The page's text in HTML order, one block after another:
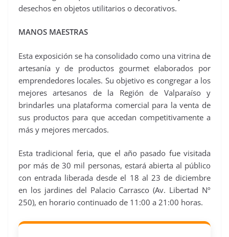
desechos en objetos utilitarios o decorativos.
MANOS MAESTRAS
Esta exposición se ha consolidado como una vitrina de
artesanía y de productos gourmet elaborados por
emprendedores locales. Su objetivo es congregar a los
mejores artesanos de la Región de Valparaíso y
brindarles una plataforma comercial para la venta de
sus productos para que accedan competitivamente a
más y mejores mercados.
Esta tradicional feria, que el año pasado fue visitada
por más de 30 mil personas, estará abierta al público
con entrada liberada desde el 18 al 23 de diciembre
en los jardines del Palacio Carrasco (Av. Libertad Nº
250), en horario continuado de 11:00 a 21:00 horas.